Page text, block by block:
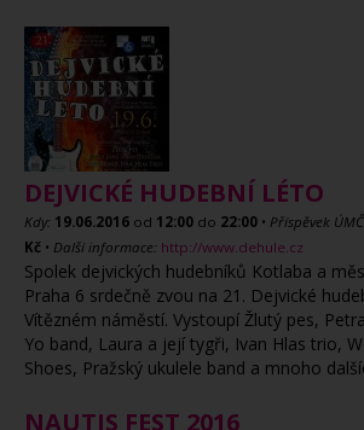
DEJVICKÉ HUDEBNÍ LÉTO
Kdy: 19.06.2016 od 12:00 do 22:00 • Příspěvek
Kč • Další informace: http://www.dehule.cz
Spolek dejvických hudebníků Kotlaba a
Praha 6 srdečně zvou na 21. Dejvické
Vítězném náměstí. Vystoupí Žlutý pes,
Yo band, Laura a její tygři, Ivan Hlas trio,
Shoes, Pražský ukulele band a mnoho
NAUTIS FEST 2016